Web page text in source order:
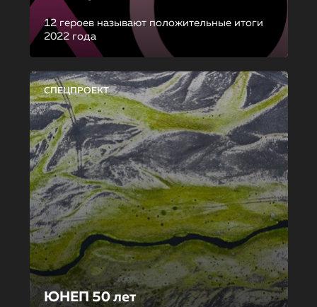
12 героев называют положительные итоги
2022 года
СПЕЦПРОЕКТ
ЮНЕП 50 лет